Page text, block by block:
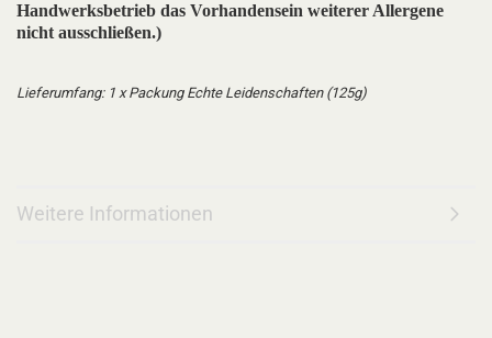
Handwerksbetrieb das Vorhandensein weiterer Allergene
nicht ausschließen.)
Lieferumfang: 1 x Packung Echte Leidenschaften (125g)
Weitere Informationen